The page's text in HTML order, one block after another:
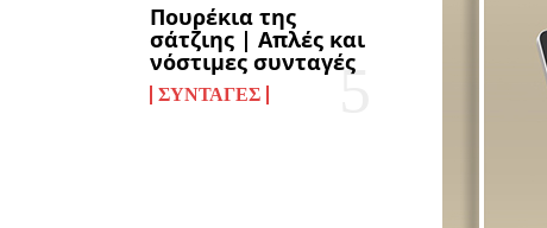
Πουρέκια της
σάτζιης | Απλές και
νόστιμες συνταγές
ΣΥΝΤΑΓΈΣ